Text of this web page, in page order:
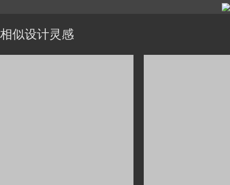
相似设计灵感